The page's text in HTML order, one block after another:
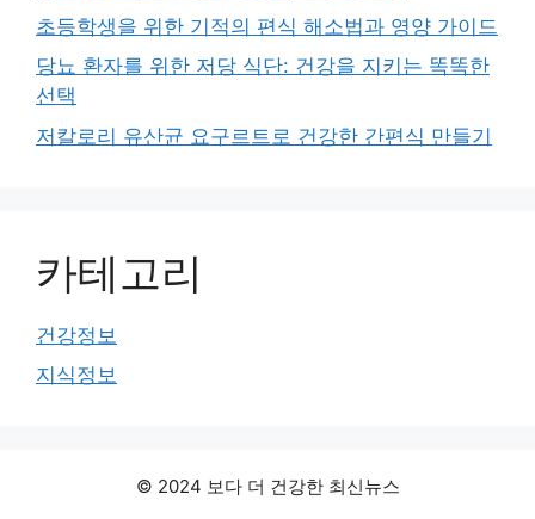
초등학생을 위한 기적의 편식 해소법과 영양 가이드
당뇨 환자를 위한 저당 식단: 건강을 지키는 똑똑한
선택
저칼로리 유산균 요구르트로 건강한 간편식 만들기
카테고리
건강정보
지식정보
© 2024 보다 더 건강한 최신뉴스